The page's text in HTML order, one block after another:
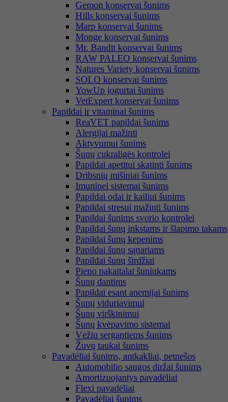
Gemon konservai šunims
Hills konservai šunims
Marp konservai šunims
Monge konservai šunims
Mr. Bandit konservai šunims
RAW PALEO konservai šunims
Natures Variety konservai šunims
SOLO konservai šunims
YowUp jogurtai šunims
VetExpert konservai šunims
Papildai ir vitaminai šunims
ReaVET papildai šunims
Alergijai mažinti
Aktyvumui šunims
Šunų cukraligės kontrolei
Papildai apetitui skatinti šunims
Dribsnių mišiniai šunims
Imuninei sistemai šunims
Papildai odai ir kailiui šunims
Papildai stresui mažinti šunims
Papildai šunims svorio kontrolei
Papildai šunų inkstams ir šlapimo takams
Papildai šunų kepenims
Papildai šunų sąnariams
Papildai šunų širdžiai
Pieno pakaitalai šuniukams
Šunų dantims
Papildai esant anemijai šunims
Šunų viduriavimui
Šunų virškinimui
Šunų kvėpavimo sistemai
Vėžiu sergantiems šunims
Žuvų taukai šunims
Pavadėliai šunims, antkakliai, petnešos
Automobilio saugos diržai šunims
Amortizuojantys pavadėliai
Flexi pavadėliai
Pavadėliai šunims